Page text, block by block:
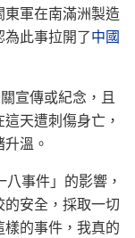
軍在南滿洲製造
此事拉開了中國
宣傳或紀念，且
天遭刺傷身亡，
溫。
事件」的影響，
安全，採取一切
的事件，我真的